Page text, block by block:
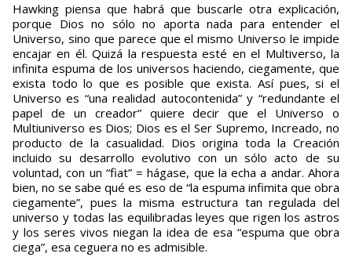
Hawking piensa que habrá que buscarle otra explicación,
porque Dios no sólo no aporta nada para entender el
Universo, sino que parece que el mismo Universo le impide
encajar en él. Quizá la respuesta esté en el Multiverso, la
infinita espuma de los universos haciendo, ciegamente, que
exista todo lo que es posible que exista. Así pues, si el
Universo es “una realidad autocontenida” y “redundante el
papel de un creador” quiere decir que el Universo o
Multiuniverso es Dios; Dios es el Ser Supremo, Increado, no
producto de la casualidad. Dios origina toda la Creación
incluido su desarrollo evolutivo con un sólo acto de su
voluntad, con un “fiat” = hágase, que la echa a andar. Ahora
bien, no se sabe qué es eso de “la espuma infimita que obra
ciegamente”, pues la misma estructura tan regulada del
universo y todas las equilibradas leyes que rigen los astros
y los seres vivos niegan la idea de esa “espuma que obra
ciega”, esa ceguera no es admisible.